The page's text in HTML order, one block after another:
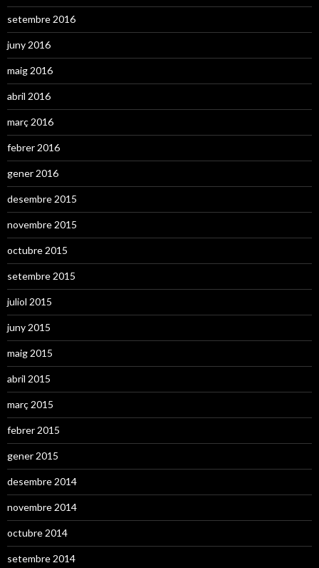
setembre 2016
juny 2016
maig 2016
abril 2016
març 2016
febrer 2016
gener 2016
desembre 2015
novembre 2015
octubre 2015
setembre 2015
juliol 2015
juny 2015
maig 2015
abril 2015
març 2015
febrer 2015
gener 2015
desembre 2014
novembre 2014
octubre 2014
setembre 2014